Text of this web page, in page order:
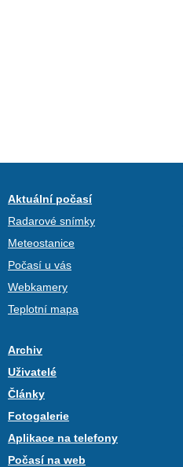
Aktuální počasí
Radarové snímky
Meteostanice
Počasí u vás
Webkamery
Teplotní mapa
Archiv
Uživatelé
Články
Fotogalerie
Aplikace na telefony
Počasí na web